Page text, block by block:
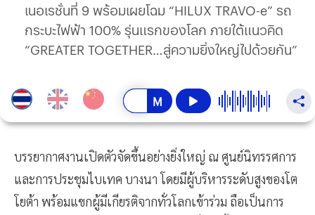
เนอเรชั่นที่ 9 พร้อมเผยโฉม “HILUX TRAVO-e” รถ
กระบะไฟฟ้า 100% รุ่นแรกของโลก ภายใต้แนวคิด
“GREATER TOGETHER…สู่ความยิ่งใหญ่ไปด้วยกัน”
บรรยากาศงานเปิดตัวจัดขึ้นอย่างยิ่งใหญ่ ณ ศูนย์นิทรรศการ
และการประชุมไบเทค บางนา โดยมีผู้บริหารระดับสูงของโต
โยต้า พร้อมแขกผู้มีเกียรติจากทั่วโลกเข้าร่วม ถือเป็นการ